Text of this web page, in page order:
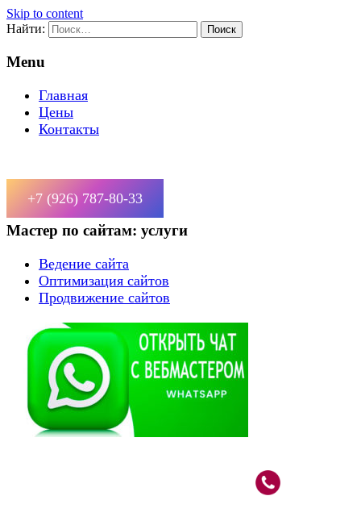
Skip to content
Найти:
Menu
Главная
Цены
Контакты
+7 (926) 787-80-33
Мастер по сайтам: услуги
Ведение сайта
Оптимизация сайтов
Продвижение сайтов